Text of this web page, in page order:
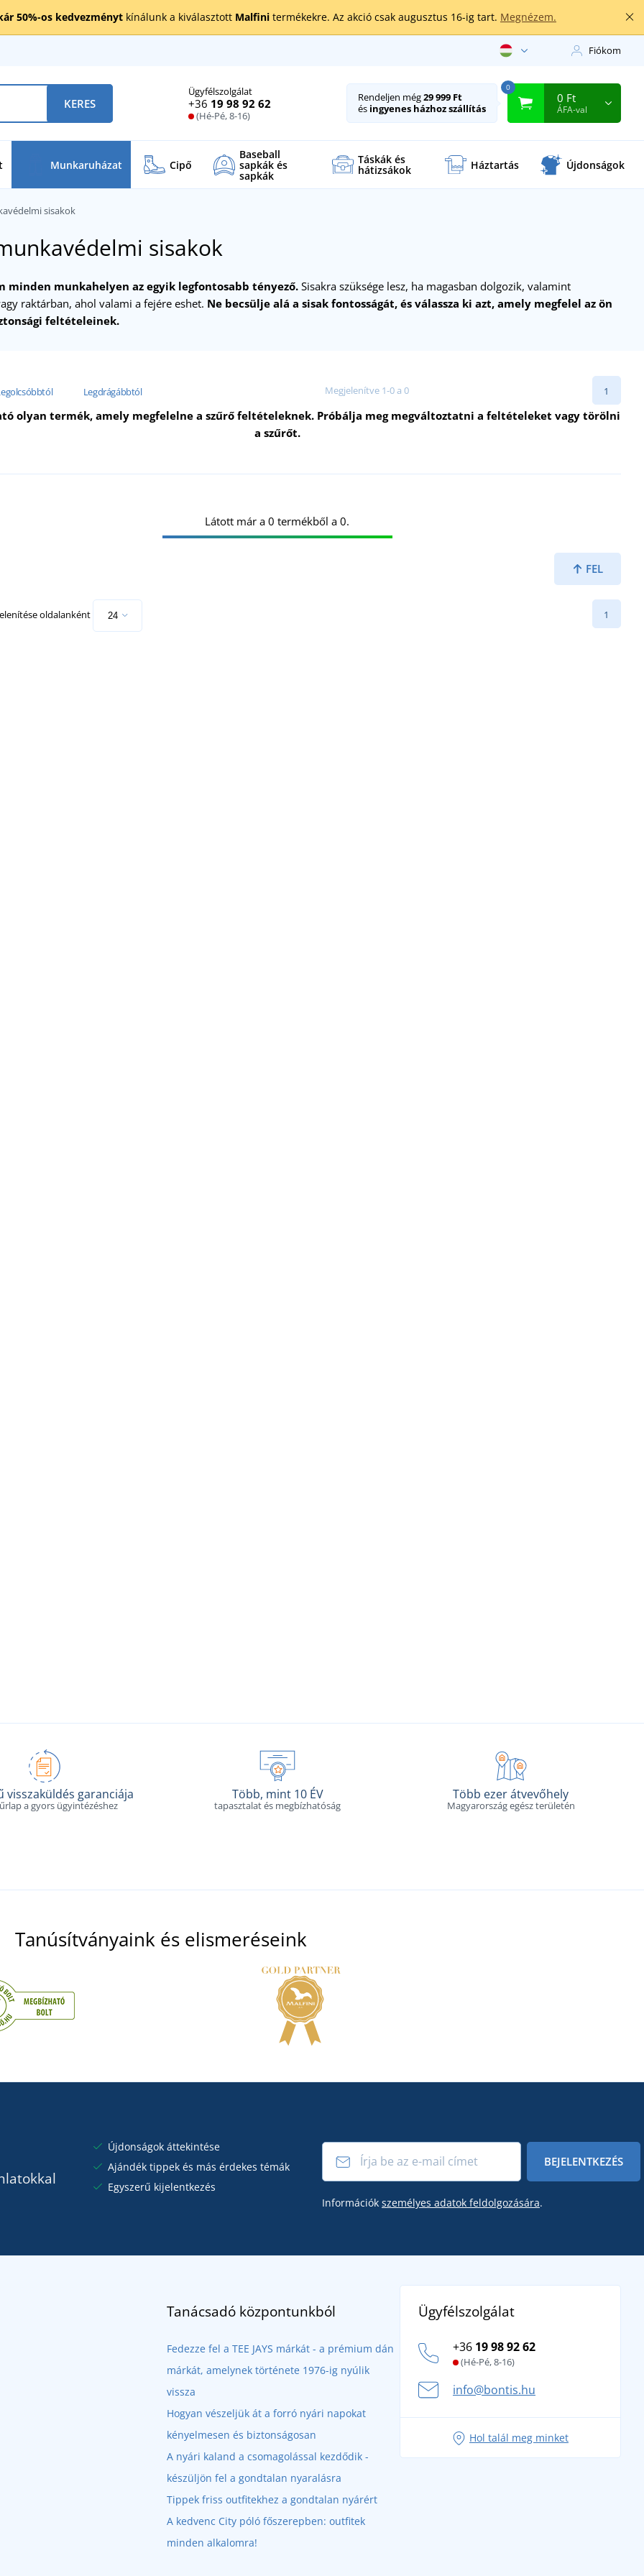
50%-os kedvezményt kínálunk a kiválasztott Malfini termékekre. Az akció csak augusztus 16-ig tart. Megnézem.
Fiókom
Ügyfélszolgálat
+36 19 98 92 62
(Hé-Pé, 8-16)
KERES Rendeljen még29 999 Ft
és ingyenes házhoz szállítás
0
0 Ft
ÁFA-val
Munkaruházat Cipő
Baseball
sapkák és
sapkák
Táskák és
hátizsákok Háztartás Újdonságok
sisakok
sisakok
minden munkahelyen az egyik legfontosabb tényező. Sisakra szüksége lesz, ha magasban dolgozik, valamint
raktárban, ahol valami a fejére eshet. Ne becsülje alá a sisak fontosságát, és válassza ki azt, amely megfelel az ön
feltételeinek.
Legdrágábbtól Megjelenítve 1-0 a 0 1
olyan termék, amely megfelelne a szűrő feltételeknek. Próbálja meg megváltoztatni a feltételeket vagy törölni
a szűrőt.
FEL
Látott már a 0 termékből a 0.
oldalanként 1
visszaküldés garanciája
a gyors ügyintézéshez
Több, mint 10 ÉV
tapasztalat és megbízhatóság
Több ezer átvevőhely
Magyarország egész területén
Tanúsítványaink és elismeréseink
Újdonságok áttekintése
Ajándék tippek és más érdekes témák
Egyszerű kijelentkezés
BEJELENTKEZÉS
Információk személyes adatok feldolgozására.
Tanácsadó központunkból
Fedezze fel a TEE JAYS márkát - a prémium dán
márkát, amelynek története 1976-ig nyúlik
vissza
Hogyan vészeljük át a forró nyári napokat
kényelmesen és biztonságosan
A nyári kaland a csomagolással kezdődik -
készüljön fel a gondtalan nyaralásra
Tippek friss outfitekhez a gondtalan nyárért
A kedvenc City póló főszerepben: outfitek
minden alkalomra!
Ügyfélszolgálat
+36 19 98 92 62
(Hé-Pé, 8-16)
info@bontis.hu
Hol talál meg minket